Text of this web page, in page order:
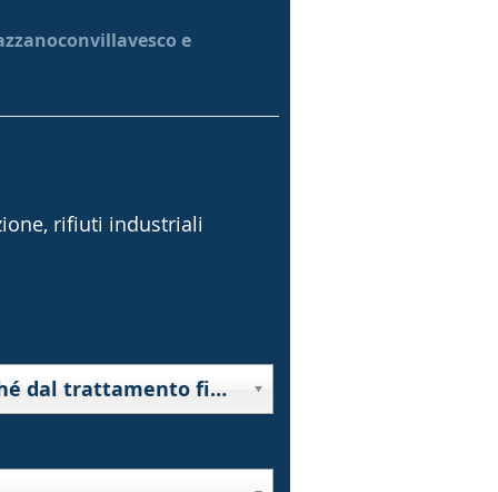
e
rifiuti industriali
10000 - Rifiuti derivanti da prospezione, estrazione da miniera o cava, nonché dal trattamento fisico o chimico di minerali